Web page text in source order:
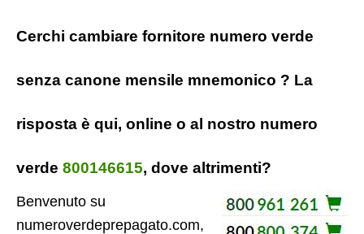
Cerchi cambiare fornitore numero verde
senza canone mensile mnemonico ? La
risposta è qui, online o al nostro numero
verde 800146615, dove altrimenti?
Benvenuto su
numeroverdeprepagato.com,